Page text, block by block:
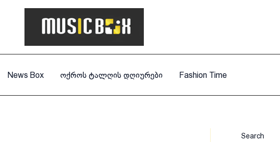
News Box ოქროს ტალღის დღიურები Fashion Time
Search